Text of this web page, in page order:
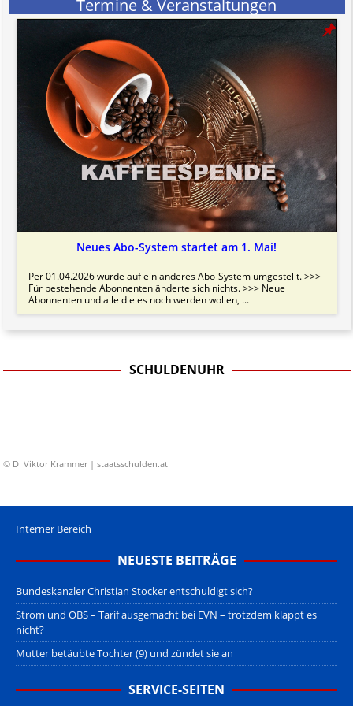
Termine & Veranstaltungen
Neues Abo-System startet am 1. Mai!
Per 01.04.2026 wurde auf ein anderes Abo-System umgestellt. >>>
Für bestehende Abonnenten änderte sich nichts. >>> Neue
Abonnenten und alle die es noch werden wollen, ...
SCHULDENUHR
© DI Viktor Krammer | staatsschulden.at
Interner Bereich
NEUESTE BEITRÄGE
Bundeskanzler Christian Stocker entschuldigt sich?
Strom und OBS – Tarif ausgemacht bei EVN – trotzdem klappt es
nicht?
Mutter betäubte Tochter (9) und zündet sie an
SERVICE-SEITEN